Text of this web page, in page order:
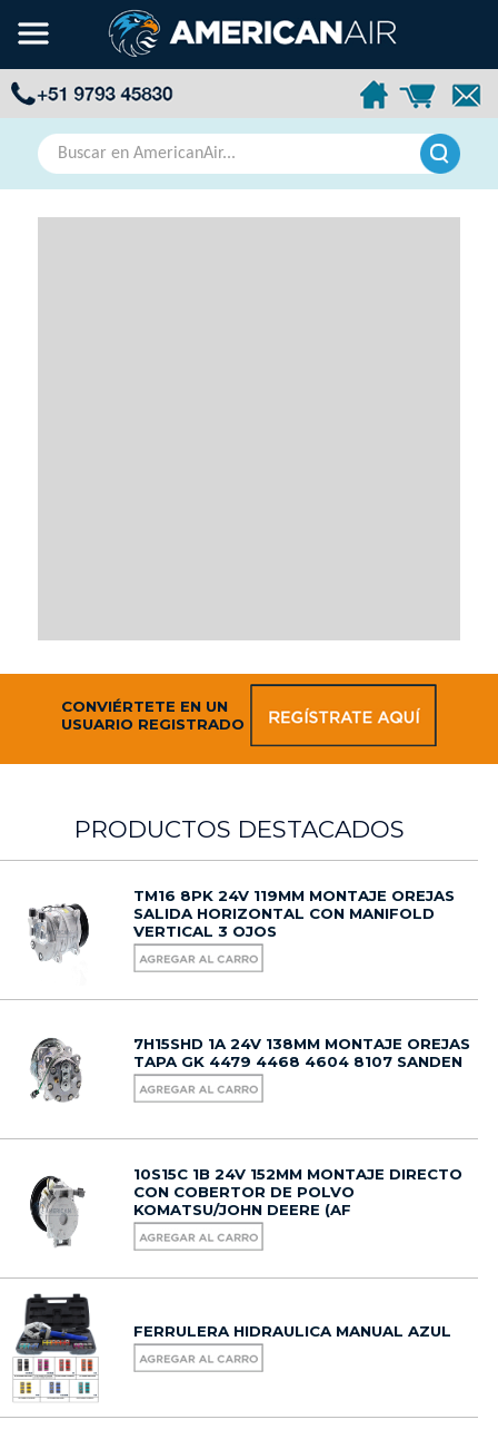
CONVIÉRTETE EN UN
USUARIO REGISTRADO
PRODUCTOS DESTACADOS
TM16 8PK 24V 119MM MONTAJE OREJAS
SALIDA HORIZONTAL CON MANIFOLD
VERTICAL 3 OJOS
7H15SHD 1A 24V 138MM MONTAJE OREJAS
TAPA GK 4479 4468 4604 8107 SANDEN
10S15C 1B 24V 152MM MONTAJE DIRECTO
CON COBERTOR DE POLVO
KOMATSU/JOHN DEERE (AF
FERRULERA HIDRAULICA MANUAL AZUL